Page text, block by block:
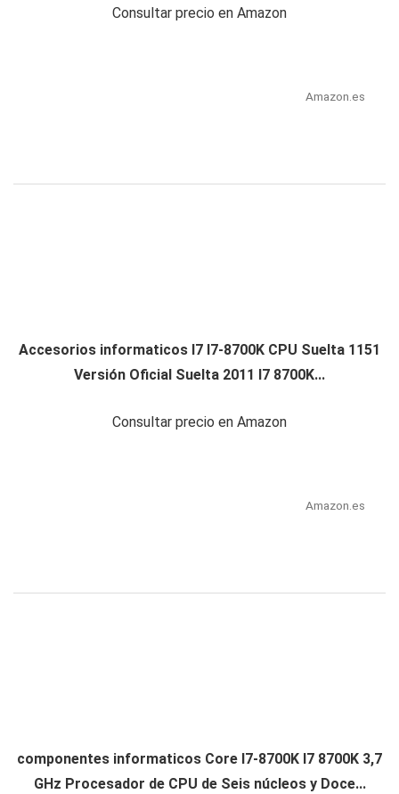
Consultar precio en Amazon
Amazon.es
Accesorios informaticos I7 I7-8700K CPU Suelta 1151
Versión Oficial Suelta 2011 I7 8700K...
Consultar precio en Amazon
Amazon.es
componentes informaticos Core I7-8700K I7 8700K 3,7
GHz Procesador de CPU de Seis núcleos y Doce...